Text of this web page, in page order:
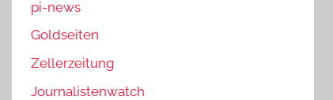
pi-news
Goldseiten
Zellerzeitung
Journalistenwatch